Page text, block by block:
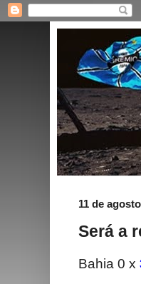
11 de
Será a
Bahia 0 x